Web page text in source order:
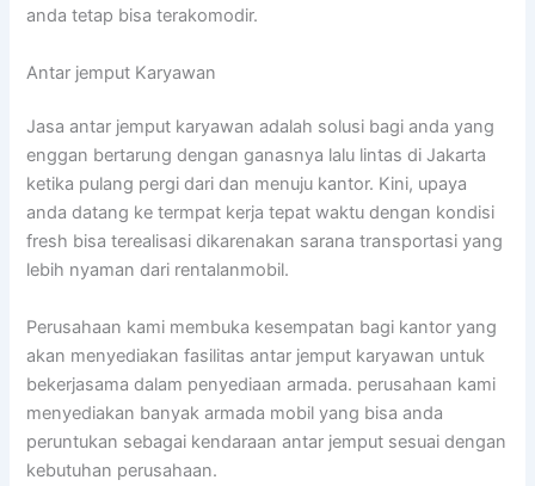
anda tetap bisa terakomodir.
Antar jemput Karyawan
Jasa antar jemput karyawan adalah solusi bagi anda yang
enggan bertarung dengan ganasnya lalu lintas di Jakarta
ketika pulang pergi dari dan menuju kantor. Kini, upaya
anda datang ke termpat kerja tepat waktu dengan kondisi
fresh bisa terealisasi dikarenakan sarana transportasi yang
lebih nyaman dari rentalanmobil.
Perusahaan kami membuka kesempatan bagi kantor yang
akan menyediakan fasilitas antar jemput karyawan untuk
bekerjasama dalam penyediaan armada. perusahaan kami
menyediakan banyak armada mobil yang bisa anda
peruntukan sebagai kendaraan antar jemput sesuai dengan
kebutuhan perusahaan.